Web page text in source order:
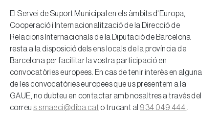
El Servei de Suport Municipal en els àmbits d'Europa,
Cooperació i Internacionalització de la Direcció de
Relacions Internacionals de la Diputació de Barcelona
resta a la disposició dels ens locals de la província de
Barcelona per facilitar la vostra participació en
convocatòries europees. En cas de tenir interès en alguna
de les convocatòries europees que us presentem a la
GAUE, no dubteu en contactar amb nosaltres a través del
correus.smaeci@diba.cat o trucant al 934 049 444